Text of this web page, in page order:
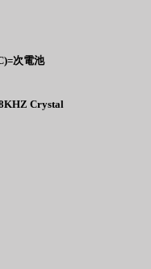
次電池
Crystal